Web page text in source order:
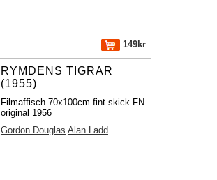
149kr
RYMDENS TIGRAR
(1955)
Filmaffisch 70x100cm fint skick FN
original 1956
Gordon Douglas Alan Ladd